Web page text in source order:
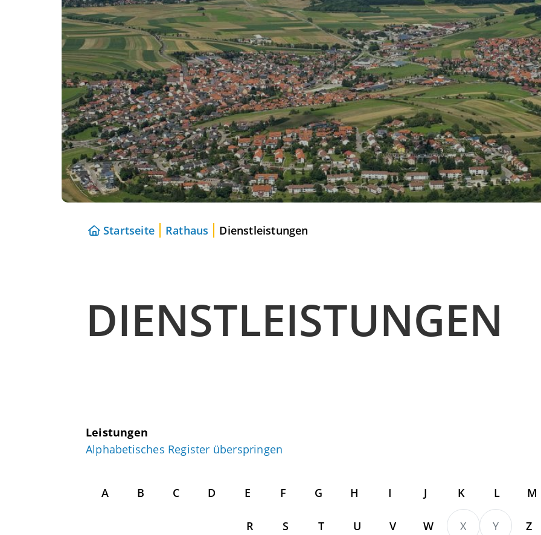
Startseite Rathaus Dienstleistungen
DIENSTLEISTUNGEN
Leistungen
Alphabetisches Register überspringen
A B C D E F G H I J K L M
R S T U V W X Y Z